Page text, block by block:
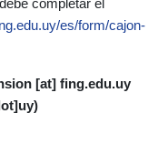
completar el
es/form/cajon-
[at] fing.edu.uy